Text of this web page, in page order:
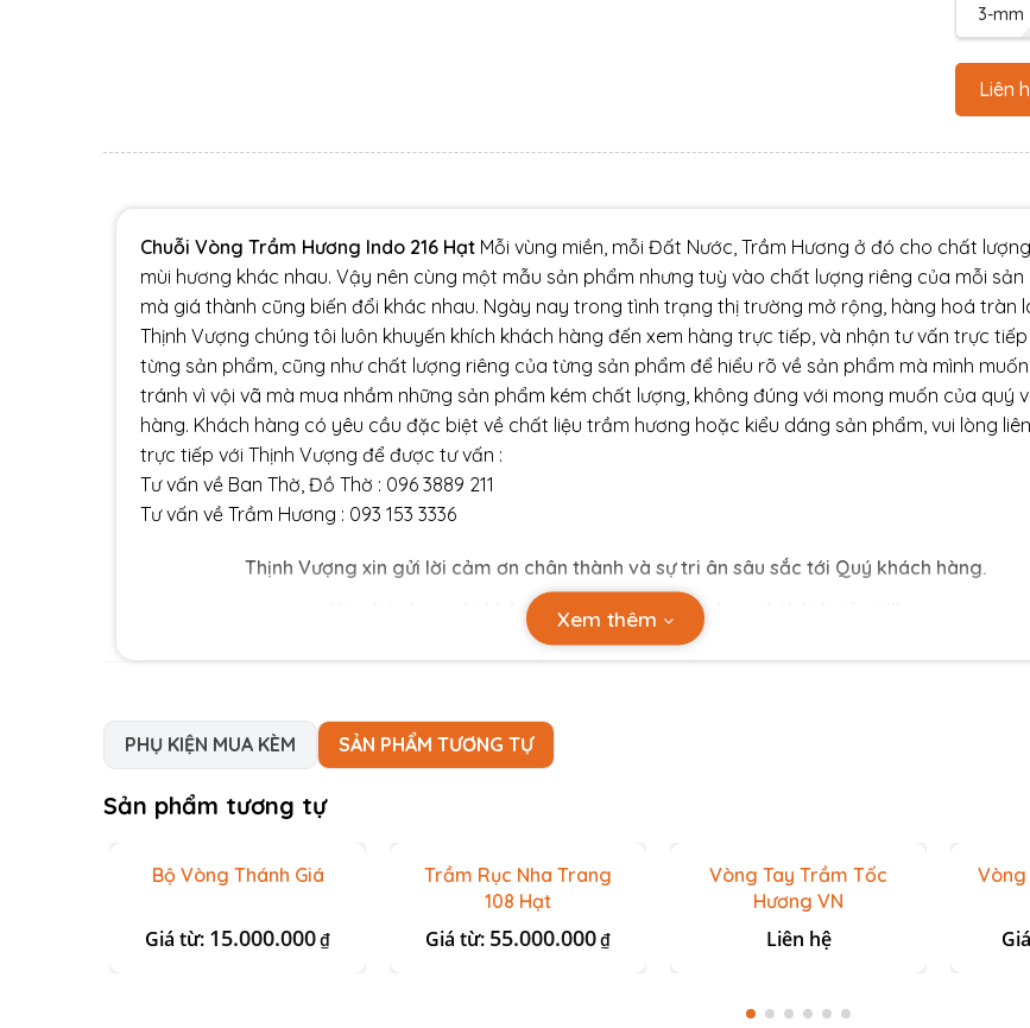
3-mm
Liên
Chuỗi Vòng Trầm Hương Indo 216 Hạt Mỗi vùng miền, mỗi Đất Nước, Trầm Hương ở đó cho chất
mùi hương khác nhau. Vậy nên cùng một mẫu sản phẩm nhưng tuỳ vào chất lượng riêng của mỗi sản
mà giá thành cũng biến đổi khác nhau. Ngày nay trong tình trạng thị trường mở rộng, hàng hoá tràn
Thịnh Vượng chúng tôi luôn khuyến khích khách hàng đến xem hàng trực tiếp, và nhận tư vấn trực
từng sản phẩm, cũng như chất lượng riêng của từng sản phẩm để hiểu rõ về sản phẩm mà mình muốn
tránh vì vội vã mà mua nhầm những sản phẩm kém chất lượng, không đúng với mong muốn của quý
hàng. Khách hàng có yêu cầu đặc biệt về chất liệu trầm hương hoặc kiểu dáng sản phẩm, vui lòng
trực tiếp với Thịnh Vượng để được tư vấn :
Tư vấn về Ban Thờ, Đồ Thờ : 096 3889 211
Tư vấn về Trầm Hương : 093 153 3336
Thịnh Vượng xin gửi lời cảm ơn chân thành và sự tri ân sâu sắc tới Quý khách hàng.
Xin chúc bạn sức khỏe luôn dồi dào, hạnh phục và thành công.!!!
Xem thêm
PHỤ KIỆN MUA KÈM SẢN PHẨM TƯƠNG TỰ
Sản phẩm tương tự
Bộ Vòng Thánh Giá
Giá từ: 15.000.000₫
Trầm Rục Nha Trang
108 Hạt
Giá từ: 55.000.000₫
Vòng Tay Trầm Tốc
Hương VN
Liên hệ
Vòng